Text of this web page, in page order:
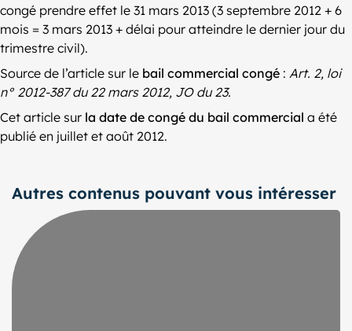
congé prendre effet le 31 mars 2013 (3 septembre 2012 + 6
mois = 3 mars 2013 + délai pour atteindre le dernier jour du
trimestre civil).
Source de l’article sur le bail commercial congé : Art. 2, loi
n° 2012-387 du 22 mars 2012, JO du 23.
Cet article sur la date de congé du bail commercial a été
publié en juillet et août 2012.
Autres contenus pouvant vous intéresser